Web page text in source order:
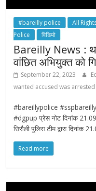
#bareilly police All
Police
विडियो
Bareilly News :
वांछित अभियुक्त को
September 22, 2023
wanted accused was
#bareillypolice
#dgpup प्रेस नोट दिनांक
सिरौली पुलिस टीम द्वारा दिनांक
Read more